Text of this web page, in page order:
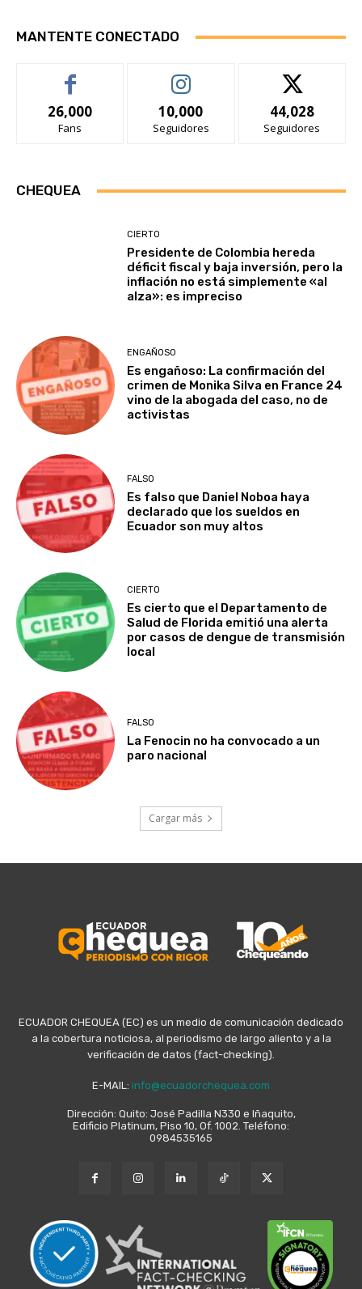
MANTENTE CONECTADO
26,000
Fans
10,000
Seguidores
44,028
Seguidores
CHEQUEA
CIERTO
Presidente de Colombia hereda
déficit fiscal y baja inversión, pero la
inflación no está simplemente «al
alza»: es impreciso
ENGAÑOSO
Es engañoso: La confirmación del
crimen de Monika Silva en France 24
vino de la abogada del caso, no de
activistas
FALSO
Es falso que Daniel Noboa haya
declarado que los sueldos en
Ecuador son muy altos
CIERTO
Es cierto que el Departamento de
Salud de Florida emitió una alerta
por casos de dengue de transmisión
local
FALSO
La Fenocin no ha convocado a un
paro nacional
Cargar más
ECUADOR CHEQUEA (EC) es un medio de comunicación dedicado
a la cobertura noticiosa, al periodismo de largo aliento y a la
verificación de datos (fact-checking).
E-MAIL: info@ecuadorchequea.com
Dirección: Quito: José Padilla N330 e Iñaquito,
Edificio Platinum, Piso 10, Of. 1002. Teléfono:
0984535165